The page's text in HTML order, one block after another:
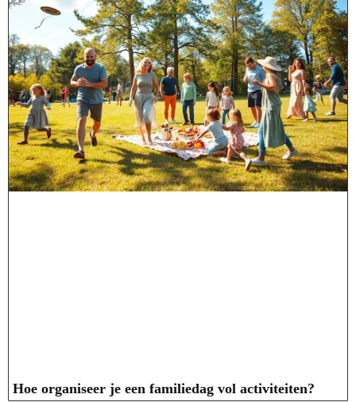
Hoe organiseer je een familiedag vol activiteiten?